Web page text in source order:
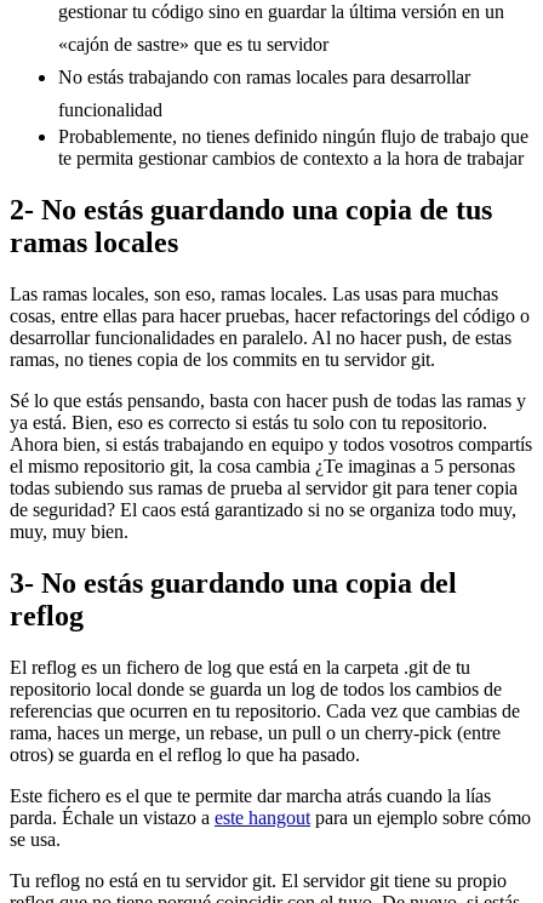
gestionar tu código sino en guardar la última versión en un
«cajón de sastre» que es tu servidor
No estás trabajando con ramas locales para desarrollar
funcionalidad
Probablemente, no tienes definido ningún flujo de trabajo que
te permita gestionar cambios de contexto a la hora de trabajar
2- No estás guardando una copia de tus
ramas locales
Las ramas locales, son eso, ramas locales. Las usas para muchas
cosas, entre ellas para hacer pruebas, hacer refactorings del código o
desarrollar funcionalidades en paralelo. Al no hacer push, de estas
ramas, no tienes copia de los commits en tu servidor git.
Sé lo que estás pensando, basta con hacer push de todas las ramas y
ya está. Bien, eso es correcto si estás tu solo con tu repositorio.
Ahora bien, si estás trabajando en equipo y todos vosotros compartís
el mismo repositorio git, la cosa cambia ¿Te imaginas a 5 personas
todas subiendo sus ramas de prueba al servidor git para tener copia
de seguridad? El caos está garantizado si no se organiza todo muy,
muy, muy bien.
3- No estás guardando una copia del
reflog
El reflog es un fichero de log que está en la carpeta .git de tu
repositorio local donde se guarda un log de todos los cambios de
referencias que ocurren en tu repositorio. Cada vez que cambias de
rama, haces un merge, un rebase, un pull o un cherry-pick (entre
otros) se guarda en el reflog lo que ha pasado.
Este fichero es el que te permite dar marcha atrás cuando la lías
parda. Échale un vistazo a este hangout para un ejemplo sobre cómo
se usa.
Tu reflog no está en tu servidor git. El servidor git tiene su propio